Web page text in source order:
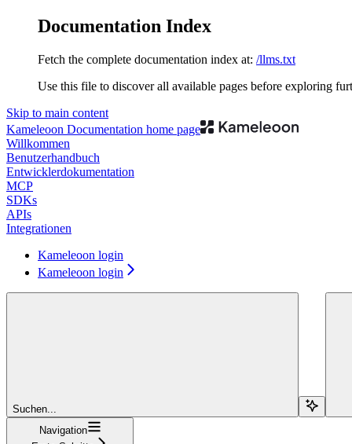
Documentation Index
Fetch the complete documentation index at: /llms.txt
Use this file to discover all available pages before exploring
Skip to main content
Kameleoon Documentation home page
Willkommen
Benutzerhandbuch
Entwicklerdokumentation
MCP
SDKs
APIs
Integrationen
Kameleoon login
Kameleoon login
Suchen...
Navigation